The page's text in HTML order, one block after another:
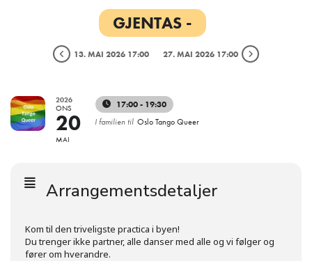
GJENTAS -
13. MAI 2026 17:00 27. MAI 2026 17:00
2026
ONS
20
MAI
17:00 - 19:30
I familien til Oslo Tango Queer
Arrangementsdetaljer
Kom til den triveligste practica i byen!
Du trenger ikke partner, alle danser med alle og vi følger og
fører om hverandre.